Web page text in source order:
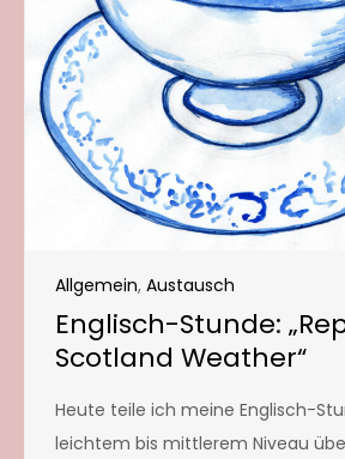
Allgemein, Austausch
Englisch-Stunde:
Scotland Weather“
Heute teile ich meine Englisch-
leichtem bis mittlerem Niveau